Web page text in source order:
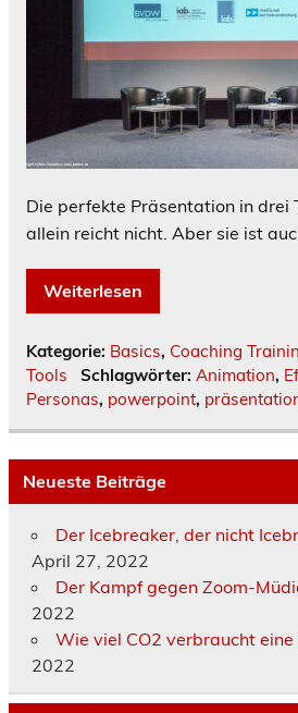
Die perfekte Präsentation in drei
allein reicht nicht. Aber sie ist
Weiterlesen
Kategorie: Basics, Coaching
Tools
Schlagwörter: Animation,
Personas, powerpoint,
Neueste Beiträge
Der Icebreaker, der nicht
April 27, 2022
Der Kampf gegen Zoom-
2022
Wie viel CO2 verbraucht
2022